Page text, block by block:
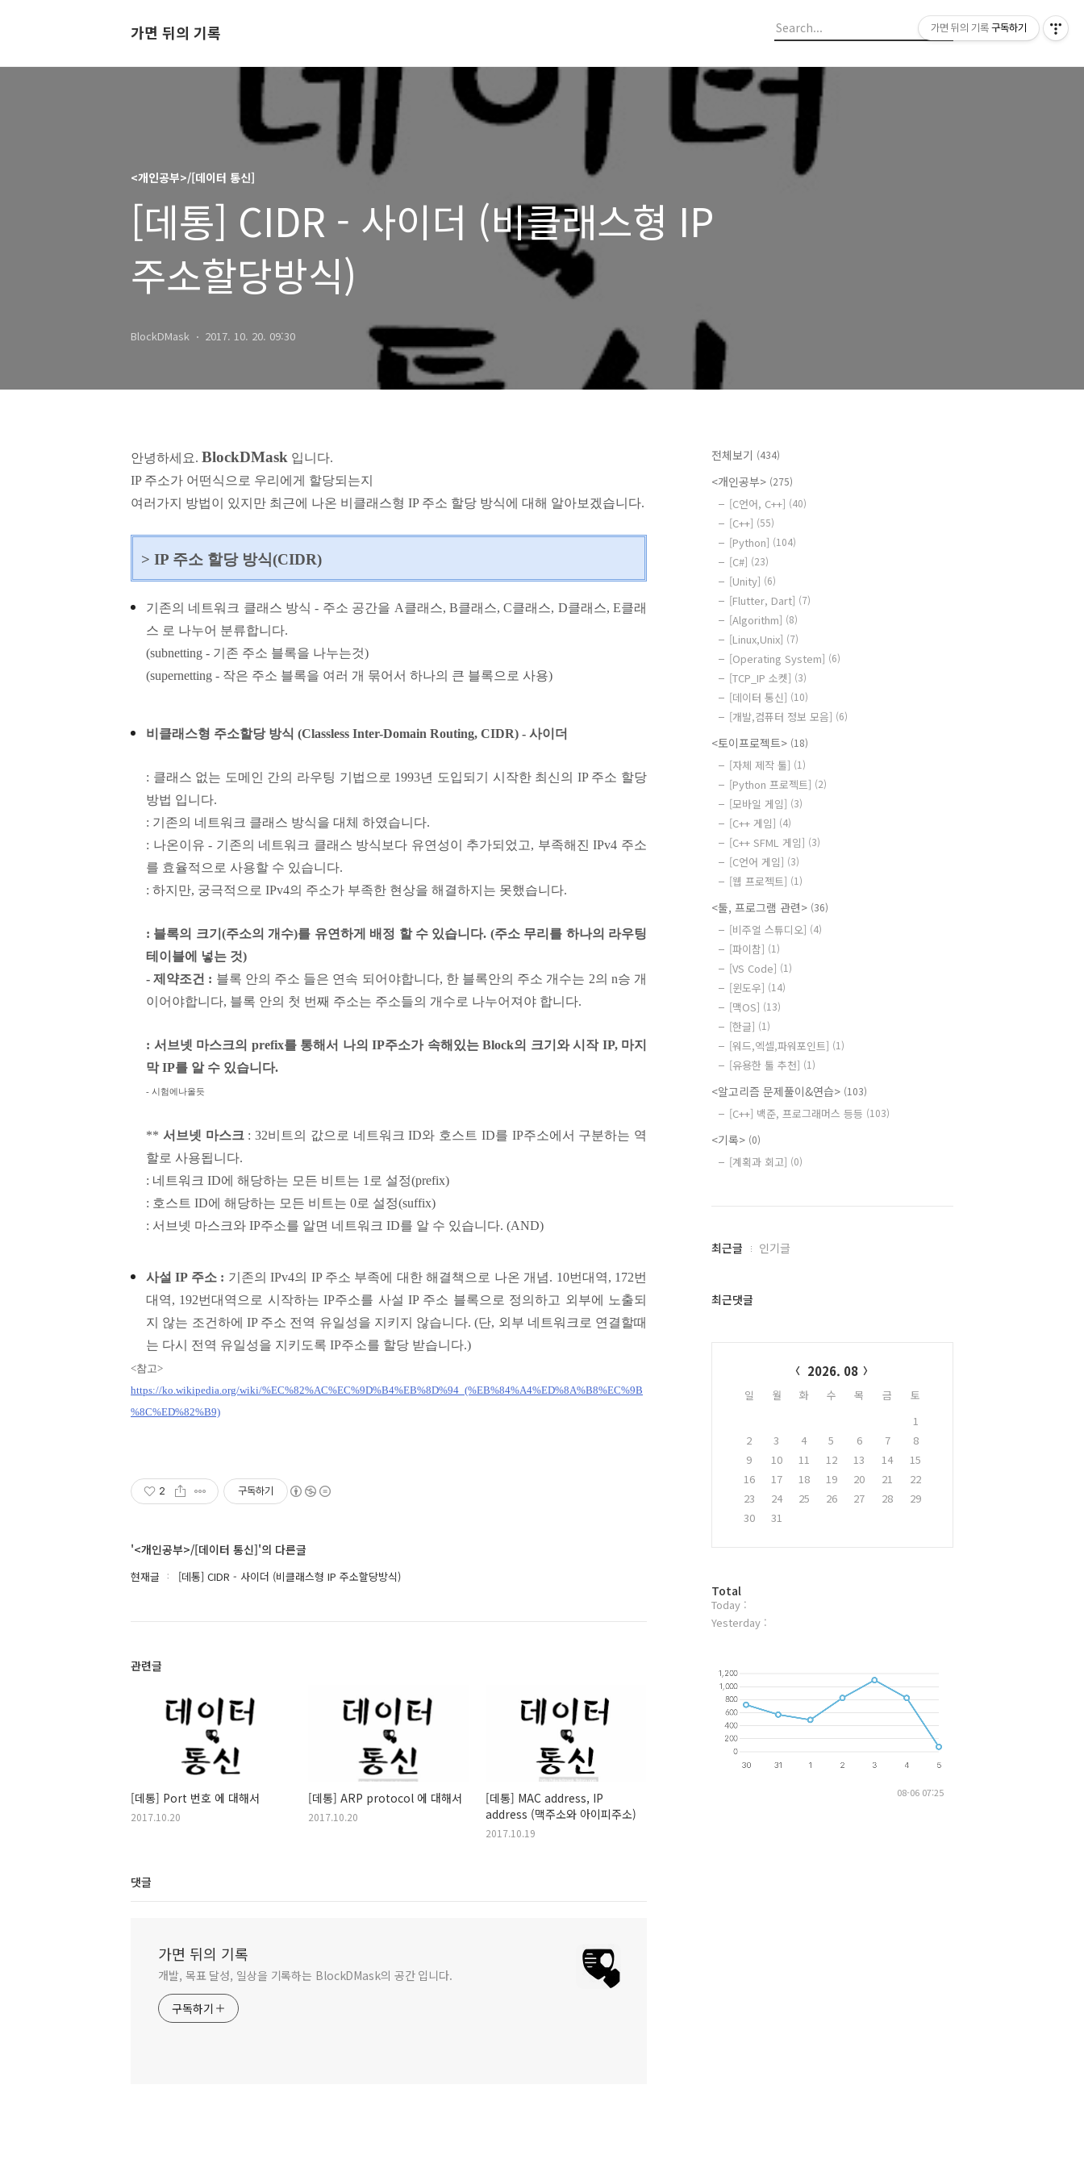
가면 뒤의 기록
<개인공부>/[데이터 통신]
[데통] CIDR - 사이더 (비클래스형 IP
주소할당방식)
BlockDMask 2017. 10. 20. 09:30
안녕하세요. BlockDMask 입니다.
IP 주소가 어떤식으로 우리에게 할당되는지
여러가지 방법이 있지만 최근에 나온 비클래스형 IP 주소 할당 방식에 대해 알아보겠습니다.
> IP 주소 할당 방식(CIDR)
기존의 네트워크 클래스 방식 - 주소 공간을 A클래스, B클래스, C클래스, D클래스, E클래
스 로 나누어 분류합니다.
(subnetting - 기존 주소 블록을 나누는것)
(supernetting - 작은 주소 블록을 여러 개 묶어서 하나의 큰 블록으로 사용)
비클래스형 주소할당 방식 (Classless Inter-Domain Routing, CIDR) - 사이더
: 클래스 없는 도메인 간의 라우팅 기법으로 1993년 도입되기 시작한 최신의 IP 주소 할당
방법 입니다.
: 기존의 네트워크 클래스 방식을 대체 하였습니다.
: 나온이유 - 기존의 네트워크 클래스 방식보다 유연성이 추가되었고, 부족해진 IPv4 주소
를 효율적으로 사용할 수 있습니다.
: 하지만, 궁극적으로 IPv4의 주소가 부족한 현상을 해결하지는 못했습니다.
: 블록의 크기(주소의 개수)를 유연하게 배정 할 수 있습니다. (주소 무리를 하나의 라우팅
테이블에 넣는 것)
- 제약조건 : 블록 안의 주소 들은 연속 되어야합니다, 한 블록안의 주소 개수는 2의 n승 개
이어야합니다, 블록 안의 첫 번째 주소는 주소들의 개수로 나누어져야 합니다.
: 서브넷 마스크의 prefix를 통해서 나의 IP주소가 속해있는 Block의 크기와 시작 IP, 마지
막 IP를 알 수 있습니다.
- 시험에나올듯
** 서브넷 마스크 : 32비트의 값으로 네트워크 ID와 호스트 ID를 IP주소에서 구분하는 역
할로 사용됩니다.
: 네트워크 ID에 해당하는 모든 비트는 1로 설정(prefix)
: 호스트 ID에 해당하는 모든 비트는 0로 설정(suffix)
: 서브넷 마스크와 IP주소를 알면 네트워크 ID를 알 수 있습니다. (AND)
사설 IP 주소 : 기존의 IPv4의 IP 주소 부족에 대한 해결책으로 나온 개념. 10번대역, 172번
대역, 192번대역으로 시작하는 IP주소를 사설 IP 주소 블록으로 정의하고 외부에 노출되
지 않는 조건하에 IP 주소 전역 유일성을 지키지 않습니다. (단, 외부 네트워크로 연결할때
는 다시 전역 유일성을 지키도록 IP주소를 할당 받습니다.)
<참고>
https://ko.wikipedia.org/wiki/%EC%82%AC%EC%9D%B4%EB%8D%94_(%EB%84%A4%ED%8A%B8%EC%9B
%8C%ED%82%B9)
2 구독하기
'<개인공부>/[데이터 통신]'의 다른글
현재글 [데통] CIDR - 사이더 (비클래스형 IP 주소할당방식)
관련글
[데통] Port 번호 에 대해서
2017.10.20
[데통] ARP protocol 에 대해서
2017.10.20
[데통] MAC address, IP
address (맥주소와 아이피주소)
2017.10.19
댓글
가면 뒤의 기록
개발, 목표 달성, 일상을 기록하는 BlockDMask의 공간 입니다.
구독하기
전체보기 (434)
<개인공부> (275)
[C언어, C++] (40)
[C++] (55)
[Python] (104)
[C#] (23)
[Unity] (6)
[Flutter, Dart] (7)
[Algorithm] (8)
[Linux,Unix] (7)
[Operating System] (6)
[TCP_IP 소켓] (3)
[데이터 통신] (10)
[개발,컴퓨터 정보 모음] (6)
<토이프로젝트> (18)
[자체 제작 툴] (1)
[Python 프로젝트] (2)
[모바일 게임] (3)
[C++ 게임] (4)
[C++ SFML 게임] (3)
[C언어 게임] (3)
[웹 프로젝트] (1)
<툴, 프로그램 관련> (36)
[비주얼 스튜디오] (4)
[파이참] (1)
[VS Code] (1)
[윈도우] (14)
[맥OS] (13)
[한글] (1)
[워드,엑셀,파워포인트] (1)
[유용한 툴 추천] (1)
<알고리즘 문제풀이&연습> (103)
[C++] 백준, 프로그래머스 등등 (103)
<기록> (0)
[계획과 회고] (0)
최
과
최근글 인기글
최근댓글
2026. 08
일 월 화 수 목 금
토
1
2
3 4 5 6 7
8
9
10 11 12 13 14
15
16
17 18 19 20 21
22
23
24 25 26 27 28
29
30
31
방
문
자
Total
Today :
Yesterday :
08-06 07:25
가면 뒤의 기록 구독하기